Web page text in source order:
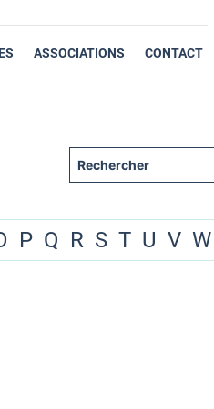
ASSOCIATIONS CONTACT
P Q R S T U V W